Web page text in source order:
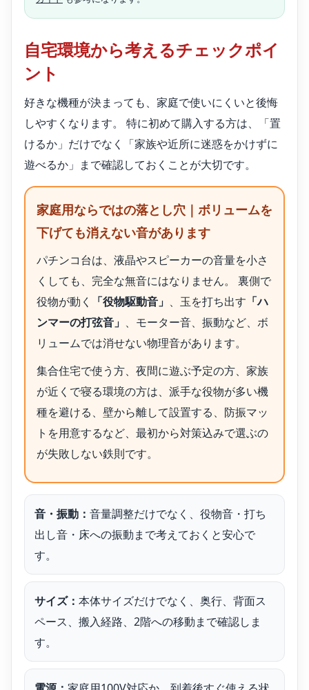
自宅環境から考えるチェックポイ
ント
好きな機種が決まっても、家庭で使いにくいと後悔
しやすくなります。 特に初めて購入する方は、「置
けるか」だけでなく「家族や近所に迷惑をかけずに
遊べるか」まで確認しておくことが大切です。
家庭用ならではの落とし穴｜ボリュームを
下げても消えない音があります
パチンコ台は、液晶やスピーカーの音量を小さ
くしても、完全な無音にはなりません。 裏側で
役物が動く
「役物駆動音」 、玉を打ち出す 「ハ
ンマーの打弦音」 、モーター音、振動など、ボ
リュームでは消せない物理音があります。
集合住宅で使う方、夜間に遊ぶ予定の方、家族
が近くで寝る環境の方は、派手な役物が多い機
種を避ける、壁から離して設置する、防振マッ
トを用意するなど、最初から対策込みで選ぶの
が失敗しない鉄則です。
音・振動： 音量調整だけでなく、役物音・打ち
出し音・床への振動まで考えておくと安心で
す。
サイズ： 本体サイズだけでなく、奥行、背面ス
ペース、搬入経路、2階への移動まで確認しま
す。